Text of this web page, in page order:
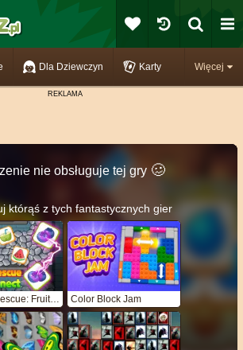
Więcej
Dla Dziewczyn Karty
nie obsługuje tej gry 🥴️
którąś z tych fantastycznych gier
Princess Rescue: Fruit Connect Color Block Jam